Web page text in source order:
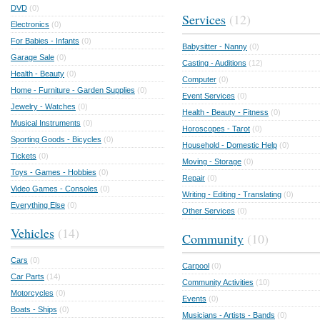
DVD (0)
Electronics (0)
For Babies - Infants (0)
Garage Sale (0)
Health - Beauty (0)
Home - Furniture - Garden Supplies (0)
Jewelry - Watches (0)
Musical Instruments (0)
Sporting Goods - Bicycles (0)
Tickets (0)
Toys - Games - Hobbies (0)
Video Games - Consoles (0)
Everything Else (0)
Vehicles (14)
Cars (0)
Car Parts (14)
Motorcycles (0)
Boats - Ships (0)
Services (12)
Babysitter - Nanny (0)
Casting - Auditions (12)
Computer (0)
Event Services (0)
Health - Beauty - Fitness (0)
Horoscopes - Tarot (0)
Household - Domestic Help (0)
Moving - Storage (0)
Repair (0)
Writing - Editing - Translating (0)
Other Services (0)
Community (10)
Carpool (0)
Community Activities (10)
Events (0)
Musicians - Artists - Bands (0)